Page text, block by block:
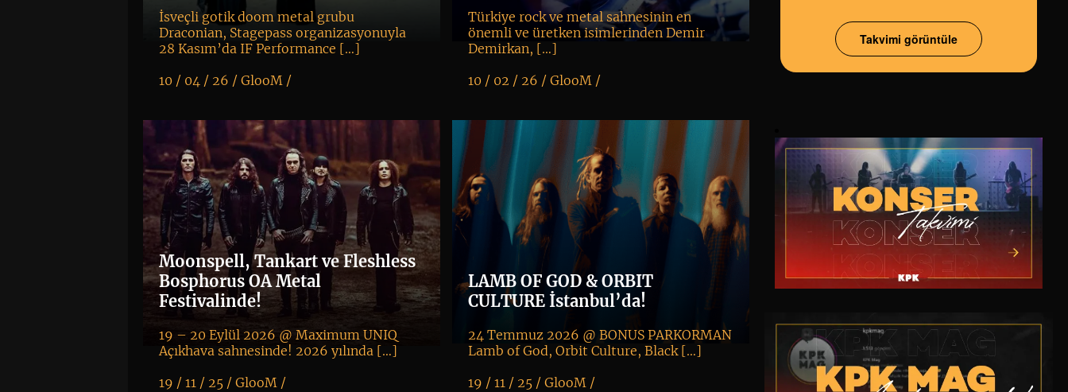
İsveçli gotik doom metal grubu
Draconian, Stagepass organizasyonuyla
28 Kasım’da IF Performance […]
10 / 04 / 26 /GlooM /
Türkiye rock ve metal sahnesinin en
önemli ve üretken isimlerinden Demir
Demirkan, […]
10 / 02 / 26 /GlooM /
Moonspell, Tankart ve Fleshless
Bosphorus OA Metal
Festivalinde!
19 – 20 Eylül 2026 @ Maximum UNIQ
Açıkhava sahnesinde! 2026 yılında […]
19 / 11 / 25 /GlooM /
LAMB OF GOD & ORBIT
CULTURE İstanbul’da!
24 Temmuz 2026 @ BONUS PARKORMAN
Lamb of God, Orbit Culture, Black […]
19 / 11 / 25 /GlooM /
Takvimi görüntüle